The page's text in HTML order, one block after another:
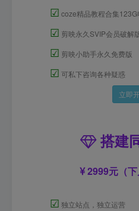
☑ coze精品教程合集123G
☑ 剪映永久SVIP会员破解
☑ 剪映小助手永久免费版
☑ 可私下咨询各种疑惑
立即
搭建
2999元（下
☑ 独立站点，独立运营